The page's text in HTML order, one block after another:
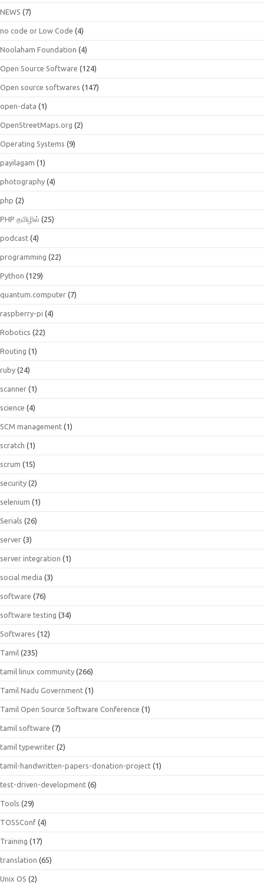
NEWS (7)
no code or Low Code (4)
Noolaham Foundation (4)
Open Source Software (124)
Open source softwares (147)
open-data (1)
OpenStreetMaps.org (2)
Operating Systems (9)
payilagam (1)
photography (4)
php (2)
PHP தமிழில் (25)
podcast (4)
programming (22)
Python (129)
quantum.computer (7)
raspberry-pi (4)
Robotics (22)
Routing (1)
ruby (24)
scanner (1)
science (4)
SCM management (1)
scratch (1)
scrum (15)
security (2)
selenium (1)
Serials (26)
server (3)
server integration (1)
social media (3)
software (76)
software testing (34)
Softwares (12)
Tamil (235)
tamil linux community (266)
Tamil Nadu Government (1)
Tamil Open Source Software Conference (1)
tamil software (7)
tamil typewriter (2)
tamil-handwritten-papers-donation-project (1)
test-driven-development (6)
Tools (29)
TOSSConf (4)
Training (17)
translation (65)
Unix OS (2)